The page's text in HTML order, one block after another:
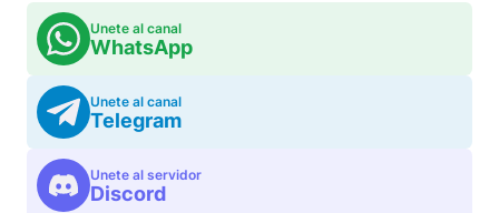
Unete al canal
WhatsApp
Unete al canal
Telegram
Unete al servidor
Discord